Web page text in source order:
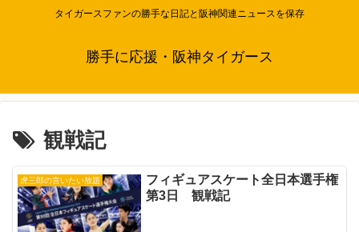
タイガースファンの勝手な日記と阪神関連ニュースを保存
勝手に応援・阪神タイガース
観戦記
虎三郎の言いたい放題
フィギュアスケート全日本選手権
第3日 観戦記